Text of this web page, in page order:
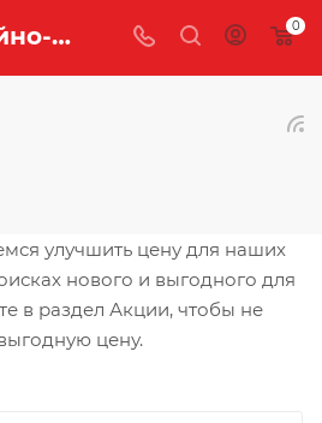
Акции | Чайно-кофейная компания «Легенда Чая» 0
улучшить цену для наших
нового и выгодного для
в раздел Акции, чтобы не
цену.